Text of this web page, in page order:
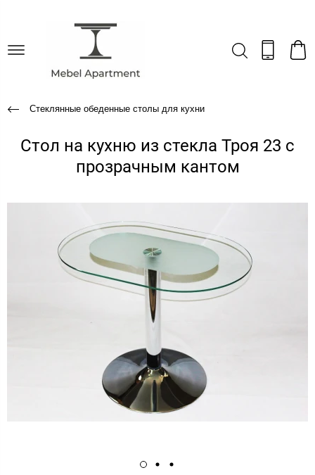
Стеклянные обеденные столы для кухни
Стол на кухню из стекла Троя 23 с
прозрачным кантом